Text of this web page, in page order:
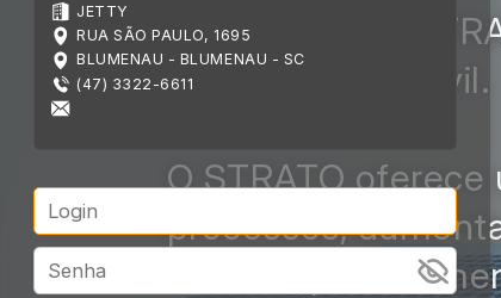
Bem-vindo ao
da construção civil.
O STRATO
processos,
seus
JETTY
RUA SÃO PAULO, 1695
BLUMENAU - BLUMENAU - SC
(47) 3322-6611